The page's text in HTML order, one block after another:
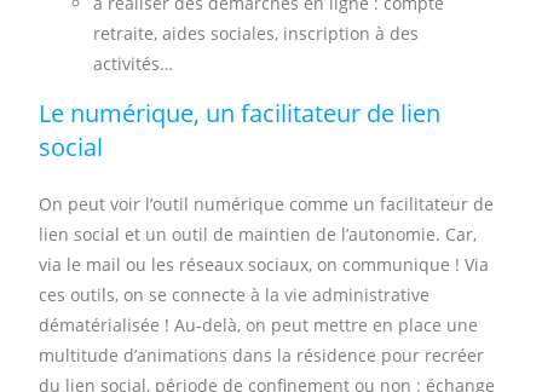
retraite, aides sociales, inscription à des
activités…
Le numérique, un facilitateur de lien
social
On peut voir l’outil numérique comme un facilitateur de
lien social et un outil de maintien de l’autonomie. Car,
via le mail ou les réseaux sociaux, on communique ! Via
ces outils, on se connecte à la vie administrative
dématérialisée ! Au-delà, on peut mettre en place une
multitude d’animations dans la résidence pour recréer
du lien social, période de confinement ou non : échange